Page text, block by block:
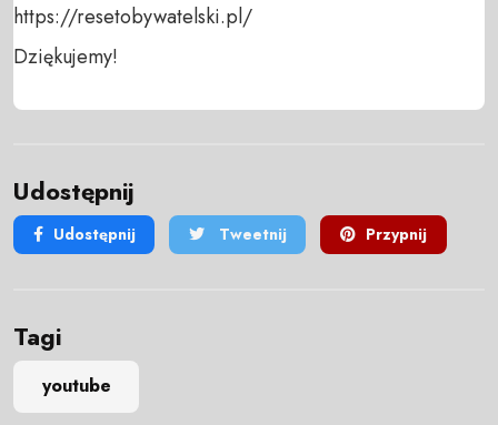
https://resetobywatelski.pl/
Dziękujemy!
Udostępnij
Udostępnij Tweetnij Przypnij
Tagi
youtube